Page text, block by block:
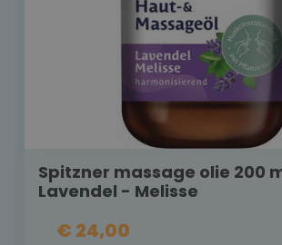
Spitzner massage olie 200
Lavendel - Melisse
€ 24,00